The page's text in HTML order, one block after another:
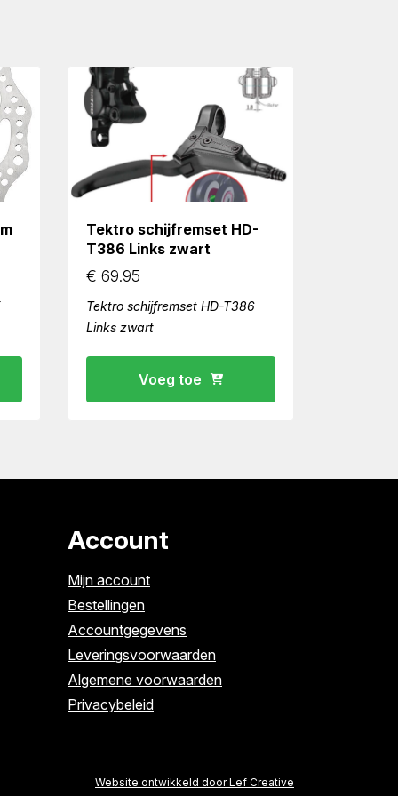
Tektro schijfremset HD-
T386 Links zwart
€ 69.95
Tektro schijfremset HD-T386
Links zwart
Voeg toe
Account
Mijn account
Bestellingen
Accountgegevens
Leveringsvoorwaarden
Algemene voorwaarden
Privacybeleid
Website ontwikkeld door Lef Creative